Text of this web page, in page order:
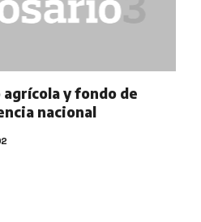
agrícola y fondo de
nacional